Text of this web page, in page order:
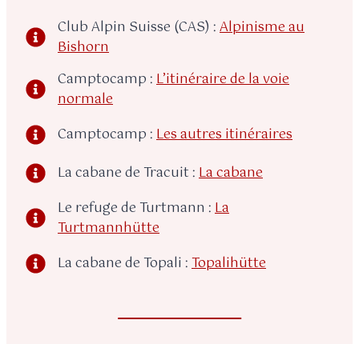
Club Alpin Suisse (CAS) :Alpinisme au
Bishorn
Camptocamp :L’itinéraire de la voie
normale
Camptocamp :Les autres itinéraires
La cabane de Tracuit :La cabane
Le refuge de Turtmann :La
Turtmannhütte
La cabane de Topali :Topalihütte